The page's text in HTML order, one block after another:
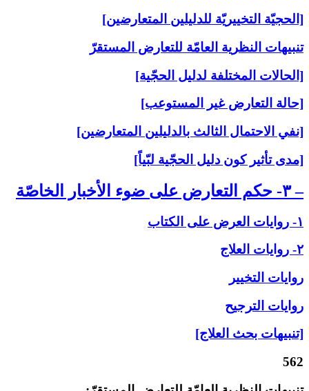
[الحجيّة التخييريّة للدليلين المتعارضين]
تنبيهات النظرية العامّة للتعارض المستقرّ
[الحالات المختلفة لدليل الحجّية]
[حالة التعارض غير المستوعب]
[نفي الاحتمال الثالث بالدليلين المتعارضين]
[مدى تأثير كون دليل الحجّية لبّياً]
– ۳- حكم التعارض على‏ ضوء الأخبار الخاصّة
۱- روايات العرض على‏ الكتاب
۲- روايات العلاج‏
روايات التخيير
روايات الترجيح
[تنبيهات بحث العلاج]
562